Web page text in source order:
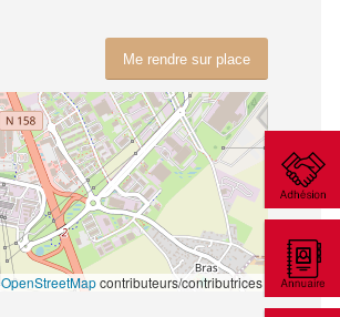
Me rendre sur place
OpenStreetMapcontributeurs/contributrices